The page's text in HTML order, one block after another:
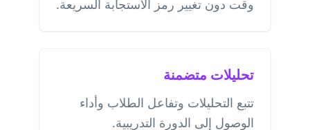
وقت دون تغيير رمز الاستجابة السريعة.
تحليلات متضمنة
تتبع التحليلات وتفاعل الطلاب وأداء
الوصول إلى الدورة التدريبية.